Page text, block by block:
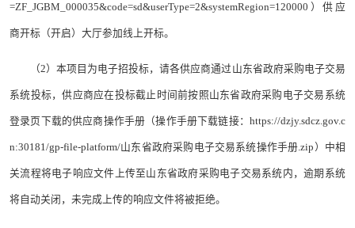
=ZF_JGBM_000035&code=sd&userType=2&systemRegion=120000）供应
商开标（开启）大厅参加线上开标。
（2）本项目为电子招投标，请各供应商通过山东省政府采购电子交易
系统投标，供应商应在投标截止时间前按照山东省政府采购电子交易系统
登录页下载的供应商操作手册（操作手册下载链接：https://dzjy.sdcz.gov.c
n:30181/gp-file-platform/山东省政府采购电子交易系统操作手册.zip）中相
关流程将电子响应文件上传至山东省政府采购电子交易系统内，逾期系统
将自动关闭，未完成上传的响应文件将被拒绝。